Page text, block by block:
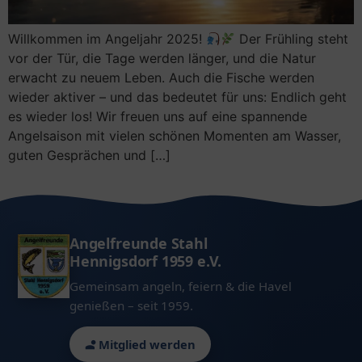
Angeln für Anfänger
Angeln in Deutschland – der große Guide
Angeln in Brandenburg – mit & ohne Schein
Kleine Fischkunde
Vermietung Vereinshaus
Willkommen im Angeljahr 2025!
Der Frühling steht
vor der Tür, die Tage werden länger, und die Natur
erwacht zu neuem Leben. Auch die Fische werden
wieder aktiver – und das bedeutet für uns: Endlich geht
es wieder los! Wir freuen uns auf eine spannende
Angelsaison mit vielen schönen Momenten am Wasser,
guten Gesprächen und […]
Angelfreunde Stahl
Hennigsdorf 1959 e.V.
Gemeinsam angeln, feiern & die Havel
genießen – seit 1959.
Mitglied werden